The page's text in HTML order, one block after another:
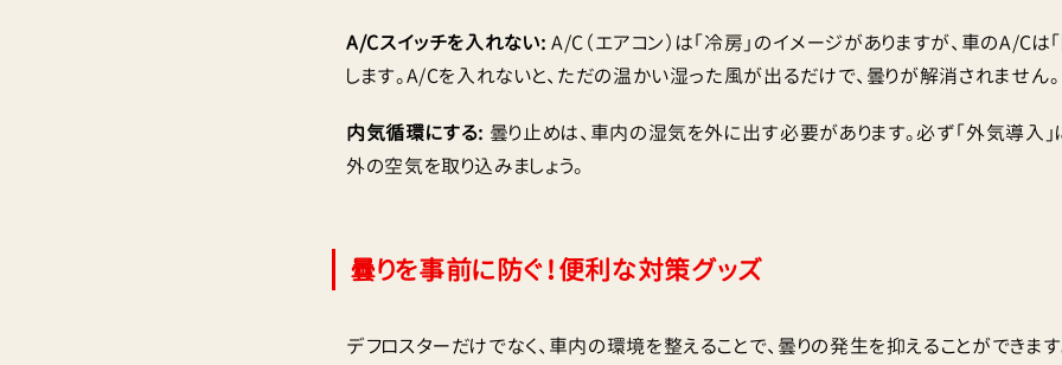
A/Cスイッチを入れない: A/C（エアコン）は「冷房」のイメージがありますが、車のA/C
します。A/Cを入れないと、ただの温かい湿った風が出るだけで、曇りが解消されません。
内気循環にする: 曇り止めは、車内の湿気を外に出す必要があります。必ず「外気導入
外の空気を取り込みましょう。
曇りを事前に防ぐ！便利な対策グッズ
デフロスターだけでなく、車内の環境を整えることで、曇りの発生を抑えることができます